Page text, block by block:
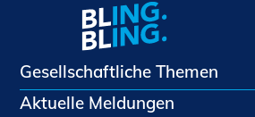
Gesellschaftliche Themen
Aktuelle Meldungen